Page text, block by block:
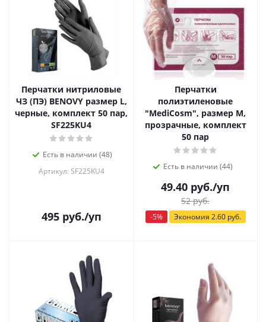
Перчатки нитриловые
ЧЗ (ПЭ) BENOVY размер L,
черные, комплект 50 пар,
SF225KU4
Есть в наличии (48)
Артикул: SF225KU4
495руб./уп
Перчатки
полиэтиленовые
"MediCosm", размер М,
прозрачные, комплект
50 пар
Есть в наличии (44)
49.40 руб./уп
52руб.
-5% Экономия 2.60руб.